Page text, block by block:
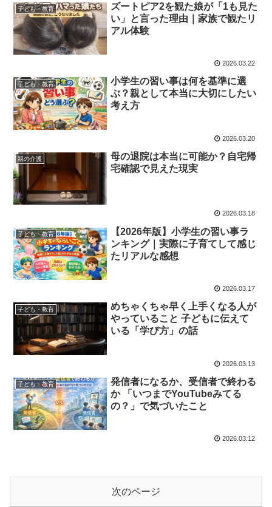
子ども・教育
ズートピア2を観た娘が「1も見た
い」と言った理由｜家族で観たリ
アル体験
2026.03.22
子ども・教育
小学生の習い事は何を基準に選
ぶ？親として本当に大切にしたい
考え方
2026.03.20
親の介護
母の退院は本当に可能か？自宅帰
宅確認で見えた現実
2026.03.18
子ども・教育
【2026年版】小学生の習い事ラ
ンキング｜実際に子育てして感じ
たリアルな感想
2026.03.17
子ども・教育
めちゃくちゃ早く上手くなる人が
やっていること 子どもに伝えて
いる「学び方」の話
2026.03.13
子ども・教育
発信者になるか、受信者で終わる
か 「いつまでYouTubeみてる
の？」で気づいたこと
2026.03.12
次のページ